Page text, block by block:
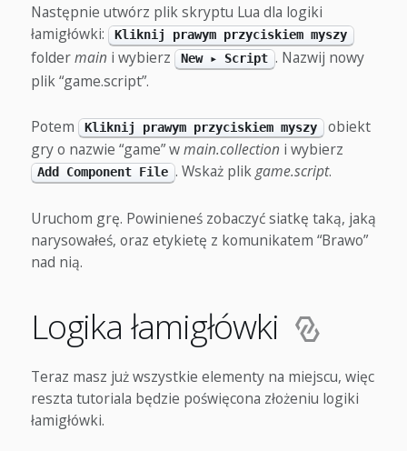
Następnie utwórz plik skryptu Lua dla logiki
łamigłówki:
Kliknij prawym przyciskiem myszy
foldermain i wybierz New ▸ Script . Nazwij nowy
plik “game.script”.
Potem Kliknij prawym przyciskiem myszy
obiekt
gry o nazwie “game” wmain.collection i wybierz
Add Component File . Wskaż plikgame.script.
Uruchom grę. Powinieneś zobaczyć siatkę taką, jaką
narysowałeś, oraz etykietę z komunikatem “Brawo”
nad nią.
Logika łamigłówki
Teraz masz już wszystkie elementy na miejscu, więc
reszta tutoriala będzie poświęcona złożeniu logiki
łamigłówki.